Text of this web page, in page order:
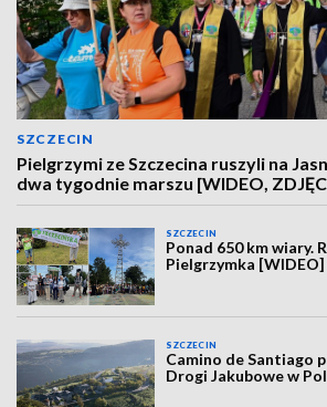
SZCZECIN
Pielgrzymi ze Szczecina ruszyli na
dwa tygodnie marszu [WIDEO,
SZCZECIN
Ponad 650 km wiary.
Pielgrzymka [WIDEO]
SZCZECIN
Camino de Santiago
Drogi Jakubowe w